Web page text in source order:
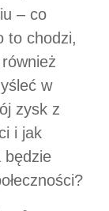
– co
to chodzi,
w
zysk z
i jak
będzie